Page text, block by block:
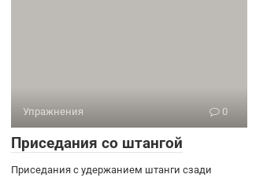
Упражнения 0
Приседания со штангой
Приседания с удержанием штанги сзади